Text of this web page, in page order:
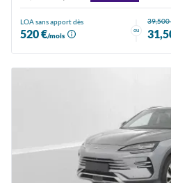
LOA sans apport dès
520 €/mois
ou